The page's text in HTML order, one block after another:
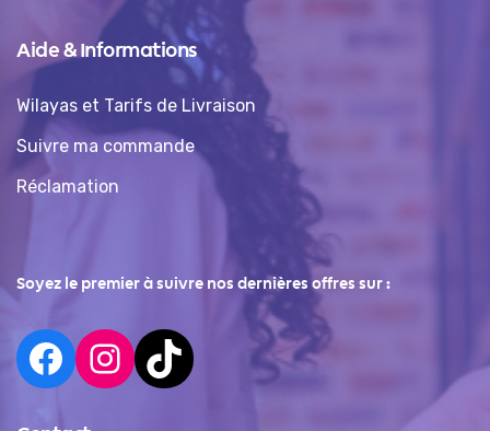
Aide & Informations
Wilayas et Tarifs de Livraison
Suivre ma commande
Réclamation
Soyez le premier à suivre nos dernières offres sur :